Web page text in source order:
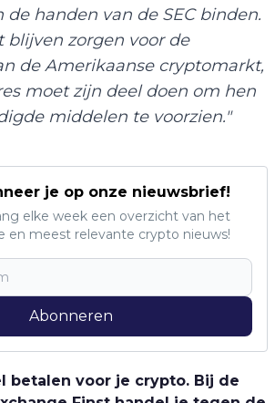
de handen van de SEC binden.
blijven zorgen voor de
de Amerikaanse cryptomarkt,
moet zijn deel doen om hen
middelen te voorzien."
je op onze nieuwsbrief!
elke week een overzicht van het
en meest relevante crypto nieuws!
Abonneren
betalen voor je crypto. Bij de